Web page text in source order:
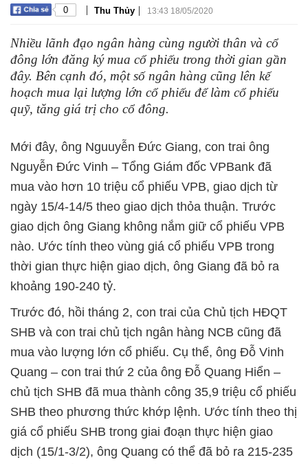
0 | Thu Thủy | 13:43 18/05/2020
Nhiều lãnh đạo ngân hàng cùng người thân và cổ
đông lớn đăng ký mua cổ phiếu trong thời gian gần
đây. Bên cạnh đó, một số ngân hàng cũng lên kế
hoạch mua lại lượng lớn cổ phiếu để làm cổ phiếu
quỹ, tăng giá trị cho cổ đông.
Mới đây, ông Nguuyễn Đức Giang, con trai ông
Nguyễn Đức Vinh – Tổng Giám đốc VPBank đã
mua vào hơn 10 triệu cổ phiếu VPB, giao dịch từ
ngày 15/4-14/5 theo giao dịch thỏa thuận. Trước
giao dịch ông Giang không nắm giữ cổ phiếu VPB
nào. Ước tính theo vùng giá cổ phiếu VPB trong
thời gian thực hiện giao dịch, ông Giang đã bỏ ra
khoảng 190-240 tỷ.
Trước đó, hồi tháng 2, con trai của Chủ tịch HĐQT
SHB và con trai chủ tịch ngân hàng NCB cũng đã
mua vào lượng lớn cổ phiếu. Cụ thể, ông Đỗ Vinh
Quang – con trai thứ 2 của ông Đỗ Quang Hiển –
chủ tịch SHB đã mua thành công 35,9 triệu cổ phiếu
SHB theo phương thức khớp lệnh. Ước tính theo thị
giá cổ phiếu SHB trong giai đoạn thực hiện giao
dịch (15/1-3/2), ông Quang có thể đã bỏ ra 215-235